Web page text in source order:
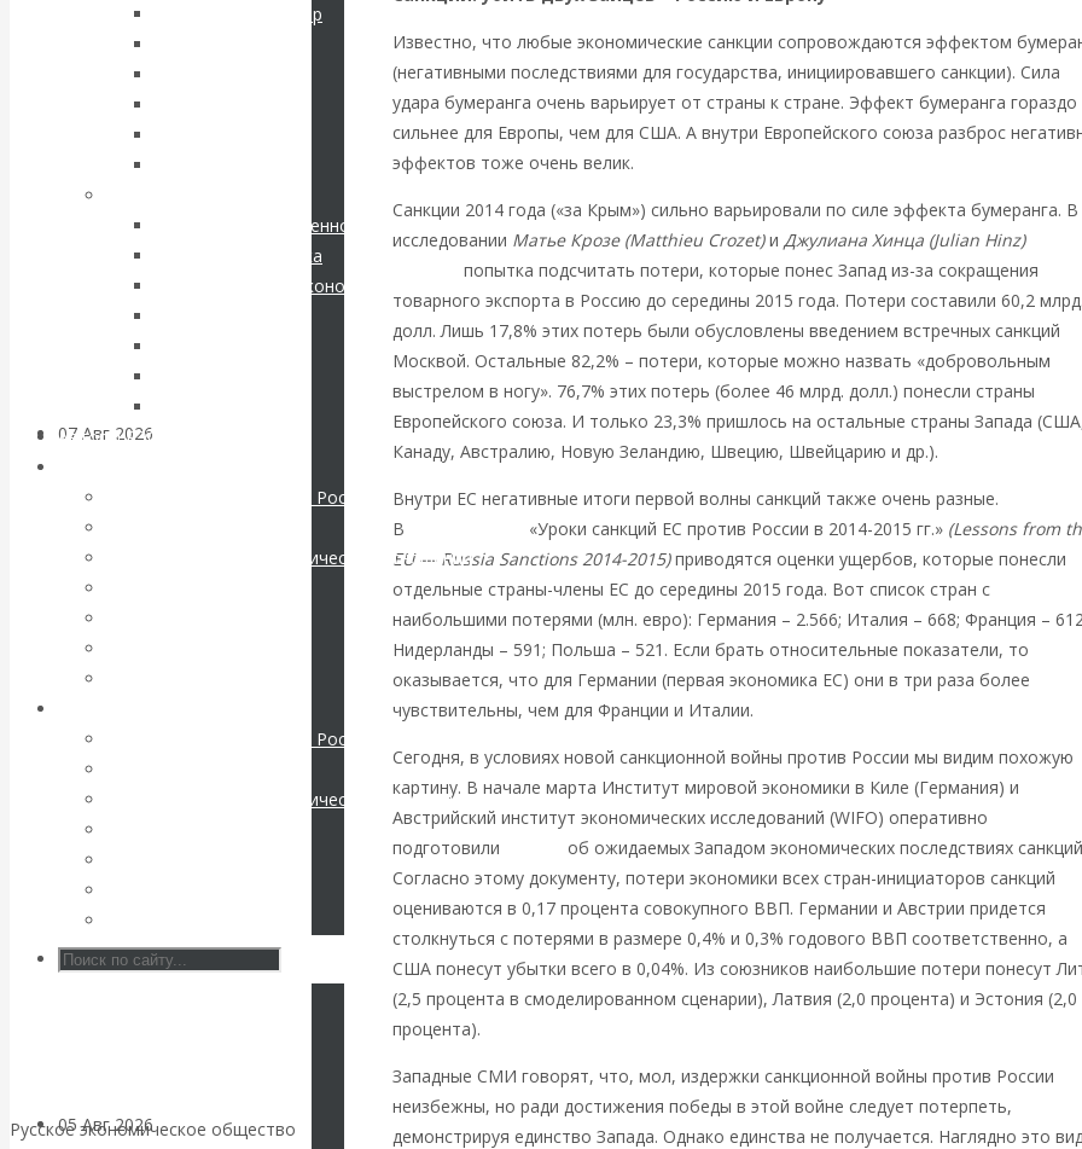
Соловьев Владимир
Экономика современной России
Мировая экономика
Международные экономические отношения
Авторы РЭОШ
Экономика современной России
Международные экономические отношения
Экономика современной России
Международные экономические отношения
Русское экономическое общество
кризис в России.
Проедаем
основной
капитал, но
строим
грандиозные
планы
07 Авг 2026
ВАлентин
КАтасонов. К
112-летию
мировой войны:
вместо победы
Россия
получила
05 Авг 2026Деньги
Известно, что любые экономические санкции сопровождаются эффектом
(негативными последствиями для государства, инициировавшего санкции). Сила
удара бумеранга очень варьирует от страны к стране. Эффект бумеранга гораздо
сильнее для Европы, чем для США. А внутри Европейского союза разброс
эффектов тоже очень велик.
Санкции 2014 года («за Крым») сильно варьировали по силе эффекта бумеранга. В
исследовании Матье Крозе (Matthieu Crozet)иДжулиана Хинца (Julian Hinz)
попытка подсчитать потери, которые понес Запад из-за сокращения
товарного экспорта в Россию до середины 2015 года. Потери составили 60,2 млрд.
долл. Лишь 17,8% этих потерь были обусловлены введением встречных санкций
Москвой. Остальные 82,2% – потери, которые можно назвать «добровольным
выстрелом в ногу». 76,7% этих потерь (более 46 млрд. долл.) понесли страны
Европейского союза. И только 23,3% пришлось на остальные страны Запада
Канаду, Австралию, Новую Зеландию, Швецию, Швейцарию и др.).
Внутри ЕС негативные итоги первой волны санкций также очень разные.
В
«Уроки санкций ЕС против России в 2014-2015 гг.» (Lessons from
EU — Russia Sanctions 2014-2015)приводятся оценки ущербов, которые понесли
отдельные страны-члены ЕС до середины 2015 года. Вот список стран с
наибольшими потерями (млн. евро): Германия – 2.566; Италия – 668; Франция –
Нидерланды – 591; Польша – 521. Если брать относительные показатели, то
оказывается, что для Германии (первая экономика ЕС) они в три раза более
чувствительны, чем для Франции и Италии.
Сегодня, в условиях новой санкционной войны против России мы видим похожую
картину. В начале марта Институт мировой экономики в Киле (Германия) и
Австрийский институт экономических исследований (WIFO) оперативно
подготовили
об ожидаемых Западом экономических последствиях
Согласно этому документу, потери экономики всех стран-инициаторов санкций
оцениваются в 0,17 процента совокупного ВВП. Германии и Австрии придется
столкнуться с потерями в размере 0,4% и 0,3% годового ВВП соответственно, а
США понесут убытки всего в 0,04%. Из союзников наибольшие потери понесут
(2,5 процента в смоделированном сценарии), Латвия (2,0 процента) и Эстония (2,0
процента).
Западные СМИ говорят, что, мол, издержки санкционной войны против России
неизбежны, но ради достижения победы в этой войне следует потерпеть,
демонстрируя единство Запада. Однако единства не получается. Наглядно это